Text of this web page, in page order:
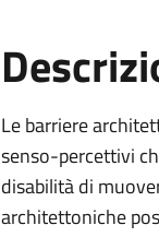
Le barriere
senso-percettivi
disabilità di
architettoniche